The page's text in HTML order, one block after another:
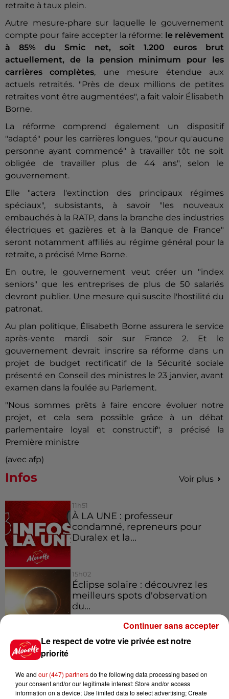
retraite à taux plein.
Autre mesure-phare sur laquelle le gouvernement
compte pour faire accepter la réforme: le relèvement
à 85% du Smic net, soit 1.200 euros brut
actuellement, de la pension minimum pour les
carrières complètes, une mesure étendue aux
actuels retraités. "Près de deux millions de petites
retraites vont être augmentées", a fait valoir Élisabeth
Borne.
La réforme comprend également un dispositif
"adapté" pour les carrières longues, "pour qu'aucune
personne ayant commencé" à travailler tôt ne soit
obligée de travailler plus de 44 ans", selon le
gouvernement.
Elle "actera l'extinction des principaux régimes
spéciaux", subsistants, à savoir "les nouveaux
embauchés à la RATP, dans la branche des industries
électriques et gazières et à la Banque de France"
seront notamment affiliés au régime général pour la
retraite, a précisé Mme Borne.
En outre, le gouvernement veut créer un "index
seniors" que les entreprises de plus de 50 salariés
devront publier. Une mesure qui suscite l'hostilité du
patronat.
Au plan politique, Élisabeth Borne assurera le service
après-vente mardi soir sur France 2. Et le
gouvernement devrait inscrire sa réforme dans un
projet de budget rectificatif de la Sécurité sociale
présenté en Conseil des ministres le 23 janvier, avant
examen dans la foulée au Parlement.
"Nous sommes prêts à faire encore évoluer notre
projet, et cela sera possible grâce à un débat
parlementaire loyal et constructif", a précisé la
Première ministre
(avec afp)
Infos Voir plus
11h51
À LA UNE : professeur
condamné, repreneurs pour
Duralex et la...
15h02
Éclipse solaire : découvrez les
meilleurs spots d'observation
du...
11h01
Le respect de votre vie privée est notre
priorité
We and our (447) partnersdo the following data processing based on
your consent and/or our legitimate interest: Store and/or access
information on a device; Use limited data to select advertising; Create
Continuer sans accepter